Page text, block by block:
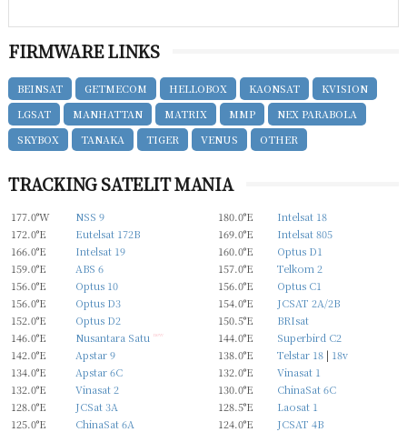
FIRMWARE LINKS
BEINSAT GETMECOM HELLOBOX KAONSAT
KVISION
LGSAT
MANHATTAN MATRIX MMP
NEX PARABOLA
SKYBOX
TANAKA TIGER VENUS OTHER
TRACKING SATELIT MANIA
177.0°W NSS 9 180.0°E
Intelsat 18
172.0°E
Eutelsat 172B 169.0°E
Intelsat 805
166.0°E
Intelsat 19 160.0°E
Optus D1
159.0°E
ABS 6 157.0°E
Telkom 2
156.0°E
Optus 10 156.0°E
Optus C1
156.0°E
Optus D3 154.0°E
JCSAT 2A/2B
152.0°E
Optus D2 150.5°E
BRIsat
146.0°E
Nusantara Satu new 144.0°E
Superbird C2
142.0°E
Apstar 9 138.0°E Telstar 18| 18v
134.0°E
Apstar 6C 132.0°E
Vinasat 1
132.0°E
Vinasat 2 130.0°E
ChinaSat 6C
128.0°E
JCSat 3A 128.5°E
Laosat 1
125.0°E
ChinaSat 6A 124.0°E
JCSAT 4B